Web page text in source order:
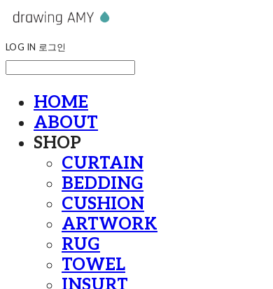
LOG IN 로그인
HOME
ABOUT
SHOP
CURTAIN
BEDDING
CUSHION
ARTWORK
RUG
TOWEL